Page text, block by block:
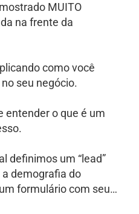
MUITO
na frente da
como você
seu negócio.
entender o que é um
definimos um “lead”
demografia do
formulário com seu…